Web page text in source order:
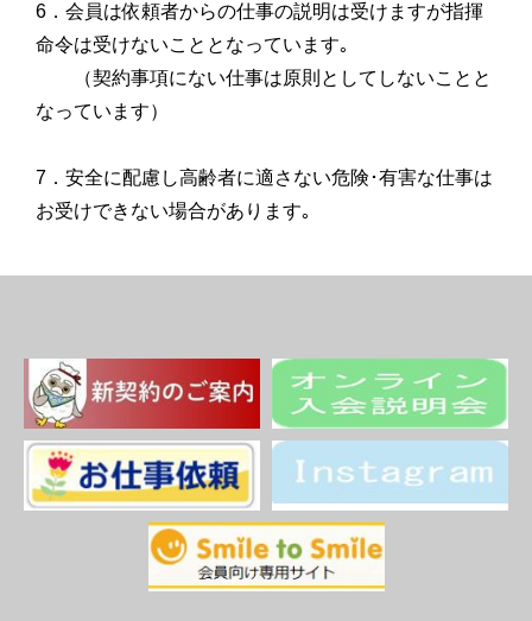
6．会員は依頼者からの仕事の説明は受けますが指揮
命令は受けないこととなっています｡
（契約事項にない仕事は原則としてしないことと
なっています）
7．安全に配慮し高齢者に適さない危険･有害な仕事は
お受けできない場合があります｡